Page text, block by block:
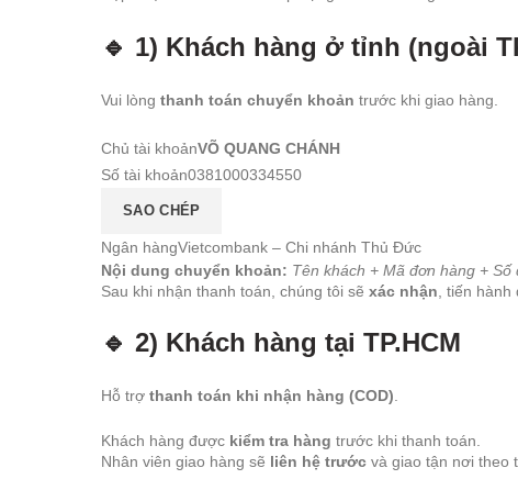
🔹 1) Khách hàng ở tỉnh (ngoài
Vui lòng thanh toán chuyển khoản trước khi giao hàng.
Chủ tài khoảnVÕ QUANG CHÁNH
Số tài khoản0381000334550
SAO CHÉP
Ngân hàngVietcombank – Chi nhánh Thủ Đức
Nội dung chuyển khoản: Tên khách + Mã đơn hàng + Số
Sau khi nhận thanh toán, chúng tôi sẽ xác nhận , tiến
🔹 2) Khách hàng tại TP.HCM
Hỗ trợ thanh toán khi nhận hàng (COD)
Khách hàng được kiểm tra hàng trước khi thanh toán.
Nhân viên giao hàng sẽ liên hệ trước và giao tận nơi theo